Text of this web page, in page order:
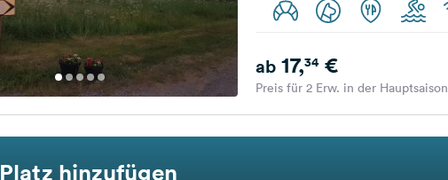
ab17,34€
Preis für 2 Erw. in der Hauptsaison
hinzufügen